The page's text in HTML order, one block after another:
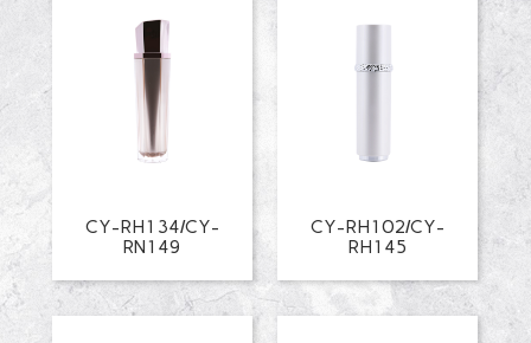
CY-RH134/CY-
RN149
CY-RH102/CY-
RH145